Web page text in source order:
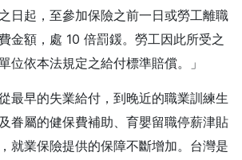
日起，至參加保險之前一日或勞工離職
金額，處 10 倍罰鍰。勞工因此所受之
位依本法規定之給付標準賠償。」
最早的失業給付，到晚近的職業訓練生
眷屬的健保費補助、育嬰留職停薪津貼
就業保險提供的保障不斷增加。台灣是